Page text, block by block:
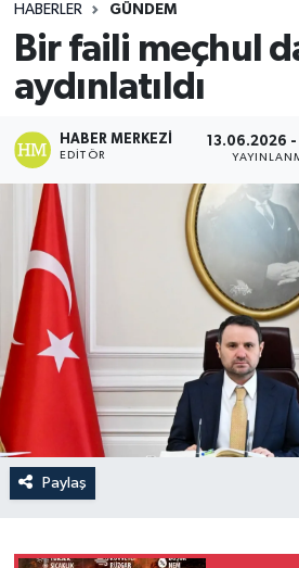
HABERLER GÜNDEM
Bir faili meçhul
aydınlatıldı
HABER MERKEZI
EDITÖR
13.06.2026
Paylaş
Son Dakika Haberleri
Haber Arşivi